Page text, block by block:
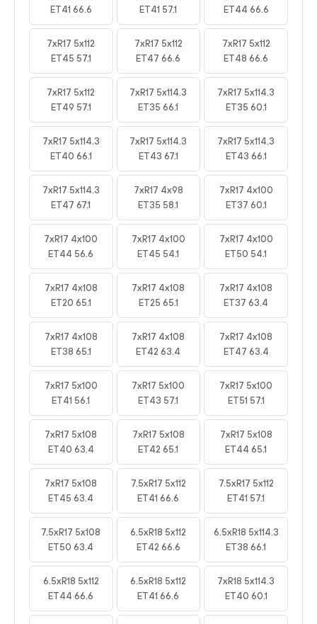
ET41 66.6
ET41 57.1
ET44 66.6
7xR17 5x112
ET45 57.1
7xR17 5x112
ET47 66.6
7xR17 5x112
ET48 66.6
7xR17 5x112
ET49 57.1
7xR17 5x114.3
ET35 66.1
7xR17 5x114.3
ET35 60.1
7xR17 5x114.3
ET40 66.1
7xR17 5x114.3
ET43 67.1
7xR17 5x114.3
ET43 66.1
7xR17 5x114.3
ET47 67.1
7xR17 4x98
ET35 58.1
7xR17 4x100
ET37 60.1
7xR17 4x100
ET44 56.6
7xR17 4x100
ET45 54.1
7xR17 4x100
ET50 54.1
7xR17 4x108
ET20 65.1
7xR17 4x108
ET25 65.1
7xR17 4x108
ET37 63.4
7xR17 4x108
ET38 65.1
7xR17 4x108
ET42 63.4
7xR17 4x108
ET47 63.4
7xR17 5x100
ET41 56.1
7xR17 5x100
ET43 57.1
7xR17 5x100
ET51 57.1
7xR17 5x108
ET40 63.4
7xR17 5x108
ET42 65.1
7xR17 5x108
ET44 65.1
7xR17 5x108
ET45 63.4
7.5xR17 5x112
ET41 66.6
7.5xR17 5x112
ET41 57.1
7.5xR17 5x108
ET50 63.4
6.5xR18 5x112
ET42 66.6
6.5xR18 5x114.3
ET38 66.1
6.5xR18 5x112
ET44 66.6
6.5xR18 5x112
ET41 66.6
7xR18 5x114.3
ET40 60.1